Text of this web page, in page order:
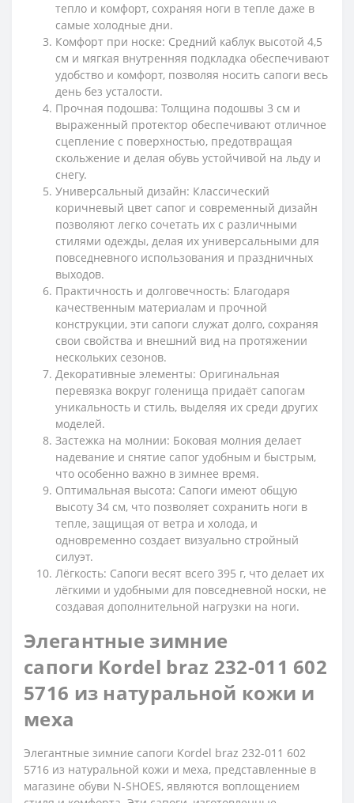
тепло и комфорт, сохраняя ноги в тепле даже в
самые холодные дни.
Комфорт при носке: Средний каблук высотой 4,5
см и мягкая внутренняя подкладка обеспечивают
удобство и комфорт, позволяя носить сапоги весь
день без усталости.
Прочная подошва: Толщина подошвы 3 см и
выраженный протектор обеспечивают отличное
сцепление с поверхностью, предотвращая
скольжение и делая обувь устойчивой на льду и
снегу.
Универсальный дизайн: Классический
коричневый цвет сапог и современный дизайн
позволяют легко сочетать их с различными
стилями одежды, делая их универсальными для
повседневного использования и праздничных
выходов.
Практичность и долговечность: Благодаря
качественным материалам и прочной
конструкции, эти сапоги служат долго, сохраняя
свои свойства и внешний вид на протяжении
нескольких сезонов.
Декоративные элементы: Оригинальная
перевязка вокруг голенища придаёт сапогам
уникальность и стиль, выделяя их среди других
моделей.
Застежка на молнии: Боковая молния делает
надевание и снятие сапог удобным и быстрым,
что особенно важно в зимнее время.
Оптимальная высота: Сапоги имеют общую
высоту 34 см, что позволяет сохранить ноги в
тепле, защищая от ветра и холода, и
одновременно создает визуально стройный
силуэт.
Лёгкость: Сапоги весят всего 395 г, что делает их
лёгкими и удобными для повседневной носки, не
создавая дополнительной нагрузки на ноги.
Элегантные зимние
сапоги Kordel braz 232-011 602
5716 из натуральной кожи и
меха
Элегантные зимние сапоги Kordel braz 232-011 602
5716 из натуральной кожи и меха, представленные в
магазине обуви N-SHOES, являются воплощением